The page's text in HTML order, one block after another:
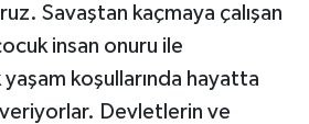
Savaştan kaçmaya çalışan
insan onuru ile
koşullarında hayatta
Devletlerin ve